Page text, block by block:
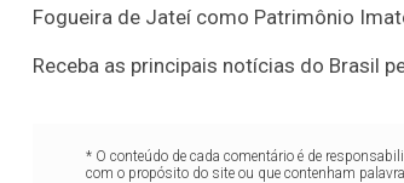
Fogueira de Jateí como Patrimônio
Receba as principais notícias do Brasil
* O conteúdo de cada comentário é de
com o propósito do site ou que contenham